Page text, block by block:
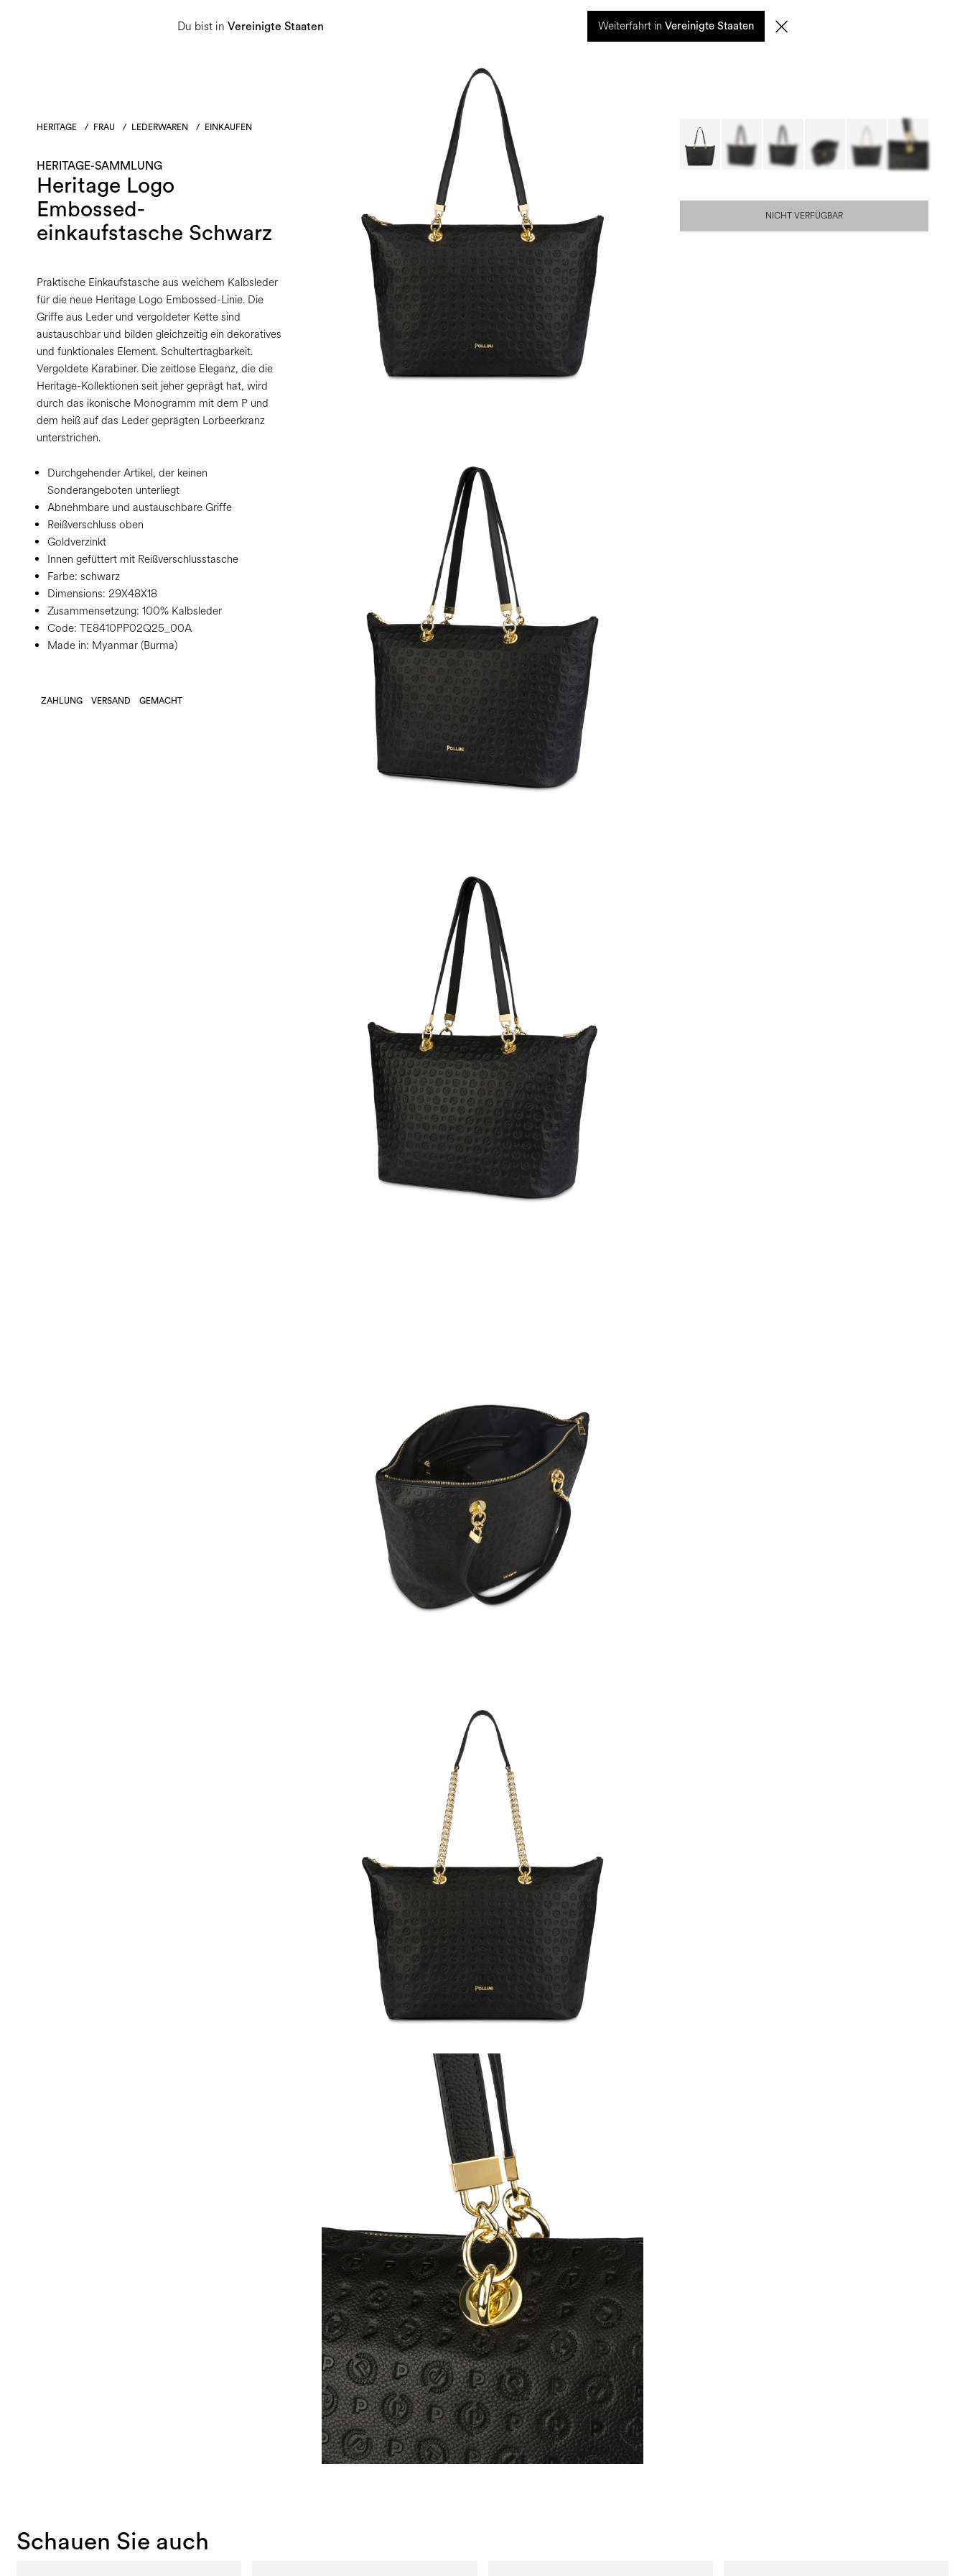
Du bist in Vereinigte Staaten Weiterfahrt in Vereinigte Staaten
Herren Heritage-Sammlung SUCHE
HERITAGE / FRAU / LEDERWAREN / EINKAUFEN
HERITAGE-SAMMLUNG
Heritage Logo
Embossed-
einkaufstasche Schwarz
Praktische Einkaufstasche aus weichem Kalbsleder
für die neue Heritage Logo Embossed-Linie. Die
Griffe aus Leder und vergoldeter Kette sind
austauschbar und bilden gleichzeitig ein dekoratives
und funktionales Element. Schultertragbarkeit.
Vergoldete Karabiner. Die zeitlose Eleganz, die die
Heritage-Kollektionen seit jeher geprägt hat, wird
durch das ikonische Monogramm mit dem P und
dem heiß auf das Leder geprägten Lorbeerkranz
unterstrichen.
Durchgehender Artikel, der keinen
Sonderangeboten unterliegt
Abnehmbare und austauschbare Griffe
Reißverschluss oben
Goldverzinkt
Innen gefüttert mit Reißverschlusstasche
Farbe: schwarz
Dimensions: 29X48X18
Zusammensetzung: 100% Kalbsleder
Code: TE8410PP02Q25_00A
Made in: Myanmar (Burma)
ZAHLUNG VERSAND GEMACHT
NICHT VERFÜGBAR
Schauen Sie auch